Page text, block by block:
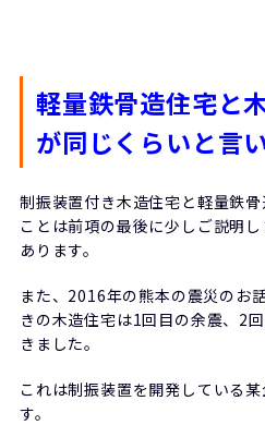
軽量鉄骨造住宅と
が同じくらいと言
制振装置付き木造住宅と軽量鉄
ことは前項の最後に少しご説明
あります。
また、2016年の熊本の震災のお
きの木造住宅は1回目の余震、2
きました。
これは制振装置を開発している
す。